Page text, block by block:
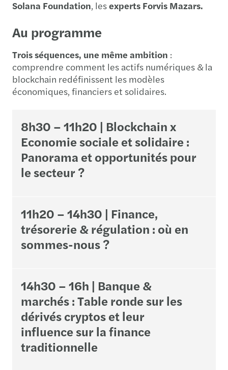
Solana Foundation, lesexperts Forvis Mazars.
Au programme
Trois séquences, une même ambition :
comprendre comment les actifs numériques & la
blockchain redéfinissent les modèles
économiques, financiers et solidaires.
8h30 – 11h20 | Blockchain x
Economie sociale et solidaire :
Panorama et opportunités pour
le secteur ?
11h20 – 14h30 | Finance,
trésorerie & régulation : où en
sommes-nous ?
14h30 – 16h | Banque &
marchés : Table ronde sur les
dérivés cryptos et leur
influence sur la finance
traditionnelle